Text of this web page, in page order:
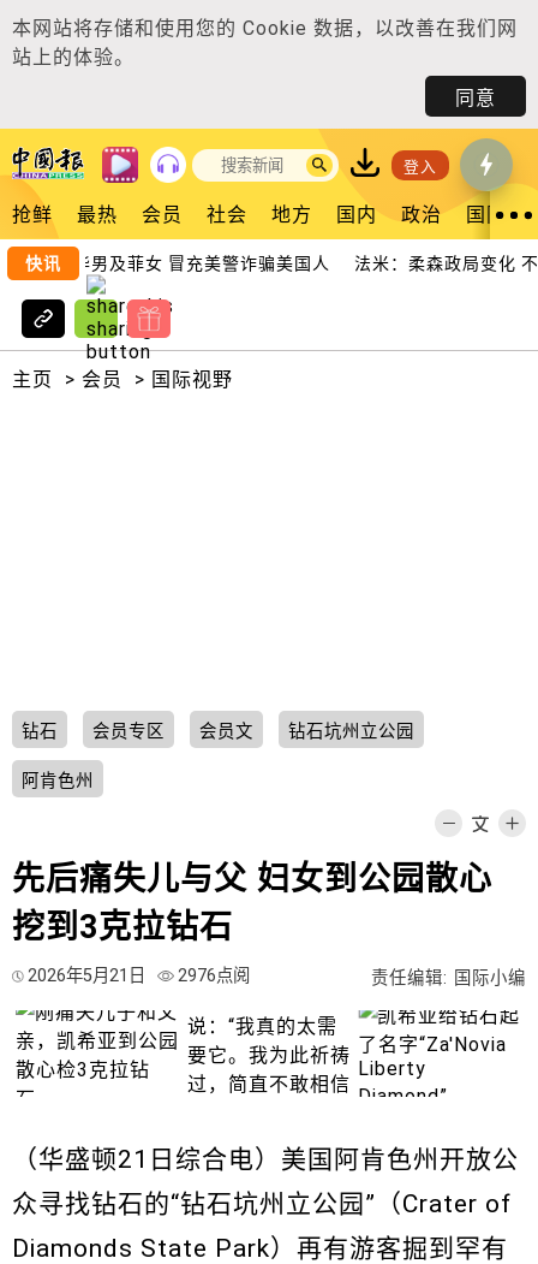
本网站将存储和使用您的 Cookie 数据，以改善在我们网
站上的体验。
同意
登入
抢鲜 最热 会员 社会 地方 国内 政治 国际
快讯
本地华男及菲女 冒充美警诈骗美国人 法米：柔森政局变化 不
主页 > 会员 > 国际视野
钻石 会员专区 会员文 钻石坑州立公园
阿肯色州
先后痛失儿与父 妇女到公园散心
挖到3克拉钻石
2026年5月21日 2976点阅 责任编辑: 国际小编
（华盛顿21日综合电）美国阿肯色州开放公
众寻找钻石的“钻石坑州立公园”（Crater of
Diamonds State Park）再有游客掘到罕有